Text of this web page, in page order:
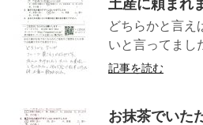
土産に頼まれ
どちらかと言え
いと言ってまし
記事を読む
お抹茶でいた